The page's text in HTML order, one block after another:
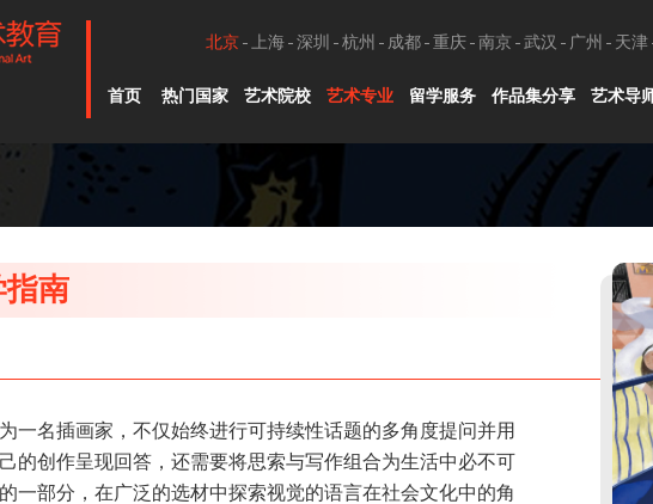
北京 上海 深圳 杭州 成都 重庆 南京 武汉 广州 天津
首页 热门国家 艺术院校 艺术专业 留学服务 作品集分享 艺术导
南
一名插画家，不仅始终进行可持续性话题的多角度提问并用
的创作呈现回答，还需要将思索与写作组合为生活中必不可
一部分，在广泛的选材中探索视觉的语言在社会文化中的角